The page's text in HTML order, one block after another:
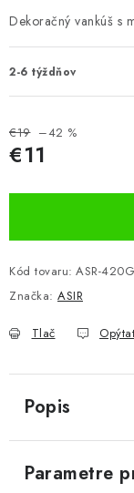
Reklamácie a
Dekoračný vankúš s
2-6 týždňov
€19 –42 %
€11
Kód tovaru: ASR-
Značka: ASIR
Tlač
Popis
Parametre